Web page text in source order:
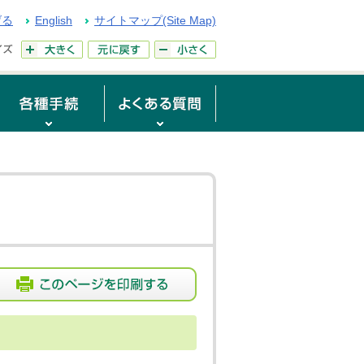
English サイトマップ(Site Map)